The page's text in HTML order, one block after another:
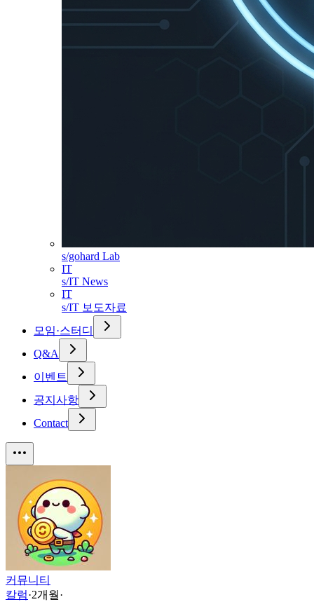
s/gohard Lab
IT
s/IT News
IT
s/IT 보도자료
모임·스터디
Q&A
이벤트
공지사항
Contact
커뮤니티
칼럼·2개월·